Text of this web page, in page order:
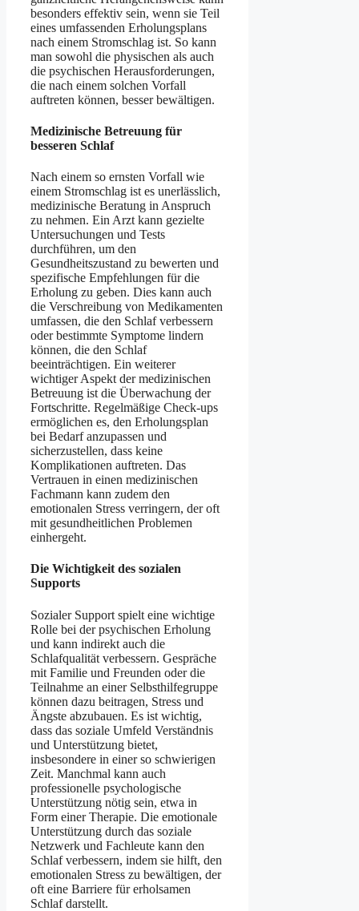
besonders effektiv sein, wenn sie Teil
eines umfassenden Erholungsplans
nach einem Stromschlag ist. So kann
man sowohl die physischen als auch
die psychischen Herausforderungen,
die nach einem solchen Vorfall
auftreten können, besser bewältigen.
Medizinische Betreuung für
besseren Schlaf
Nach einem so ernsten Vorfall wie
einem Stromschlag ist es unerlässlich,
medizinische Beratung in Anspruch
zu nehmen. Ein Arzt kann gezielte
Untersuchungen und Tests
durchführen, um den
Gesundheitszustand zu bewerten und
spezifische Empfehlungen für die
Erholung zu geben. Dies kann auch
die Verschreibung von Medikamenten
umfassen, die den Schlaf verbessern
oder bestimmte Symptome lindern
können, die den Schlaf
beeinträchtigen. Ein weiterer
wichtiger Aspekt der medizinischen
Betreuung ist die Überwachung der
Fortschritte. Regelmäßige Check-ups
ermöglichen es, den Erholungsplan
bei Bedarf anzupassen und
sicherzustellen, dass keine
Komplikationen auftreten. Das
Vertrauen in einen medizinischen
Fachmann kann zudem den
emotionalen Stress verringern, der oft
mit gesundheitlichen Problemen
einhergeht.
Die Wichtigkeit des sozialen
Supports
Sozialer Support spielt eine wichtige
Rolle bei der psychischen Erholung
und kann indirekt auch die
Schlafqualität verbessern. Gespräche
mit Familie und Freunden oder die
Teilnahme an einer Selbsthilfegruppe
können dazu beitragen, Stress und
Ängste abzubauen. Es ist wichtig,
dass das soziale Umfeld Verständnis
und Unterstützung bietet,
insbesondere in einer so schwierigen
Zeit. Manchmal kann auch
professionelle psychologische
Unterstützung nötig sein, etwa in
Form einer Therapie. Die emotionale
Unterstützung durch das soziale
Netzwerk und Fachleute kann den
Schlaf verbessern, indem sie hilft, den
emotionalen Stress zu bewältigen, der
oft eine Barriere für erholsamen
Schlaf darstellt.